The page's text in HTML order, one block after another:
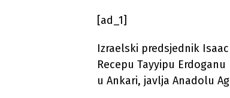
[ad_1]
Izraelski predsjednik
Recepu Tayyipu
u Ankari, javlja Anadolu